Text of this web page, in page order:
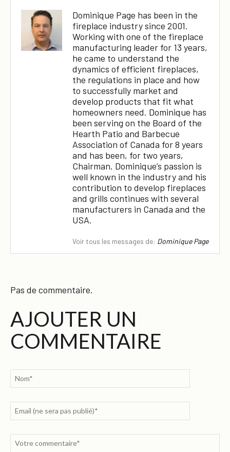
Dominique Page has been in the
fireplace industry since 2001.
Working with one of the fireplace
manufacturing leader for 13 years,
he came to understand the
dynamics of efficient fireplaces,
the regulations in place and how
to successfully market and
develop products that fit what
homeowners need. Dominique has
been serving on the Board of the
Hearth Patio and Barbecue
Association of Canada for 8 years
and has been, for two years,
Chairman. Dominique’s passion is
well known in the industry and his
contribution to develop fireplaces
and grills continues with several
manufacturers in Canada and the
USA.
Voir tous les messages de: Dominique Page
Pas de commentaire.
AJOUTER UN
COMMENTAIRE